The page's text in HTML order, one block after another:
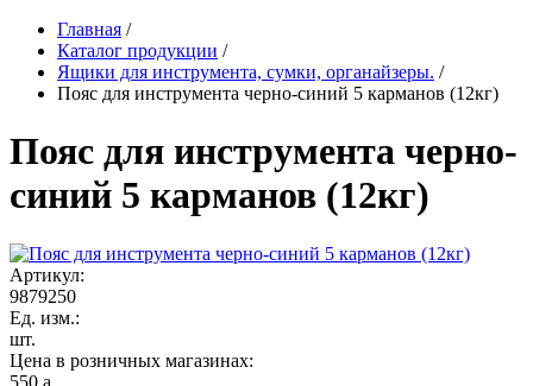
Главная /
Каталог продукции /
Ящики для инструмента, сумки, органайзеры. /
Пояс для инструмента черно-синий 5 карманов (12кг)
Пояс для инструмента черно-
синий 5 карманов (12кг)
Артикул:
9879250
Ед. изм.:
шт.
Цена в розничных магазинах:
550 a